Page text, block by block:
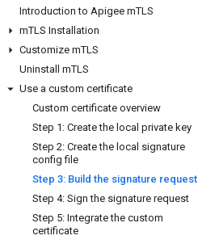
Introduction to Apigee mTLS
mTLS Installation
Customize mTLS
Uninstall mTLS
Use a custom certificate
Custom certificate overview
Step 1: Create the local private key
Step 2: Create the local signature
config file
Step 3: Build the signature request
Step 4: Sign the signature request
Step 5: Integrate the custom
certificate